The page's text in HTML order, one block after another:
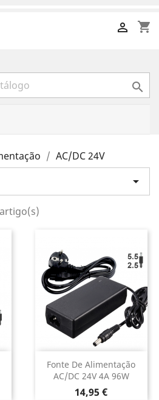
shopping_cart


AC/DC 24V

Fonte De Alimentação
AC/DC 24V 4A 96W
Preço
14,95 €